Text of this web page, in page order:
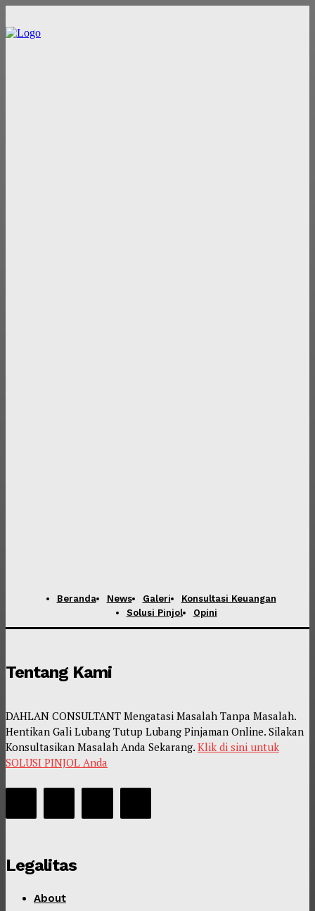
Beranda News Galeri
Konsultasi Keuangan
Solusi Pinjol
Opini
Tentang Kami
DAHLAN CONSULTANT Mengatasi Masalah Tanpa Masalah.
Hentikan Gali Lubang Tutup Lubang Pinjaman Online. Silakan
Konsultasikan Masalah Anda Sekarang. Klik di sini untuk
SOLUSI PINJOL Anda
Legalitas
About